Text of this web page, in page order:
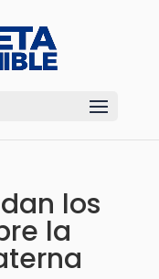
los
la